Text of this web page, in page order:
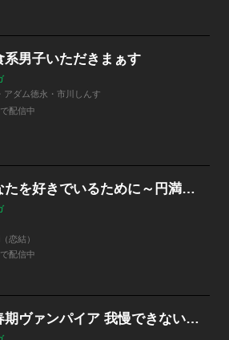
系男子いただきまぁす
アダム徳永・市川しんす
配信中
あなたを好きでいるために～円満堂のココロサプリ～
恋結）
配信中
期ヴァンパイア 我慢できない…